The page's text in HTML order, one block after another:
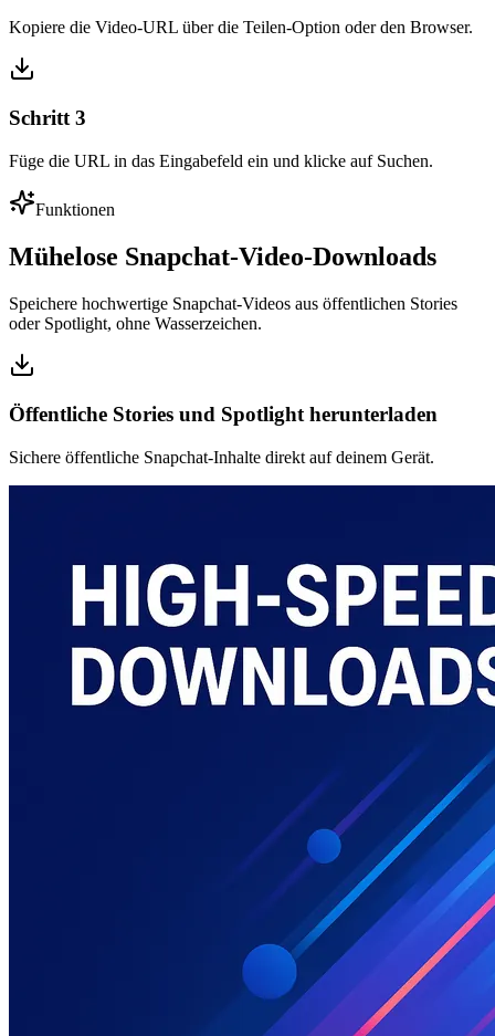
Kopiere die Video-URL über die Teilen-Option oder den Browser.
Schritt 3
Füge die URL in das Eingabefeld ein und klicke auf Suchen.
Funktionen
Mühelose Snapchat-Video-Downloads
Speichere hochwertige Snapchat-Videos aus öffentlichen Stories
oder Spotlight, ohne Wasserzeichen.
Öffentliche Stories und Spotlight herunterladen
Sichere öffentliche Snapchat-Inhalte direkt auf deinem Gerät.